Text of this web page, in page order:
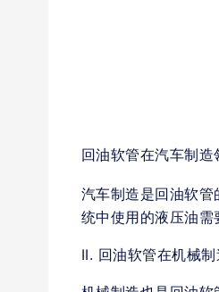
回油软管在汽车制造
汽车制造是回油软
统中使用的液压油需
II. 回油软管在机械